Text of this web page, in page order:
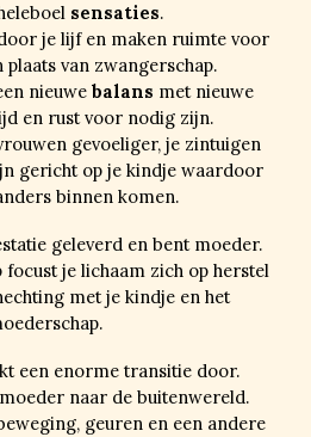
sensaties.
je lijf en maken ruimte voor
plaats van zwangerschap.
nieuwe balans met nieuwe
en rust voor nodig zijn.
gevoeliger, je zintuigen
gericht op je kindje waardoor
binnen komen.
geleverd en bent moeder.
focust je lichaam zich op herstel
met je kindje en het
een enorme transitie door.
naar de buitenwereld.
geuren en een andere